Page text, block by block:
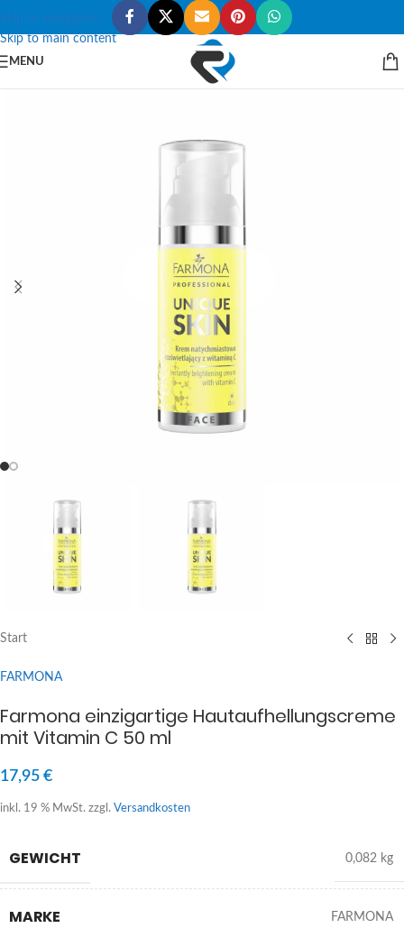
Skip to navigation
Skip to main content
MENU
Start
FARMONA
Farmona einzigartige Hautaufhellungscreme
mit Vitamin C 50 ml
17,95 €
inkl. 19 % MwSt. zzgl. Versandkosten
GEWICHT 0,082 kg
MARKE FARMONA